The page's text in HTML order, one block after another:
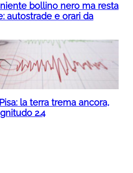
bollino nero ma resta
autostrade e orari da
la terra trema ancora,
2.4